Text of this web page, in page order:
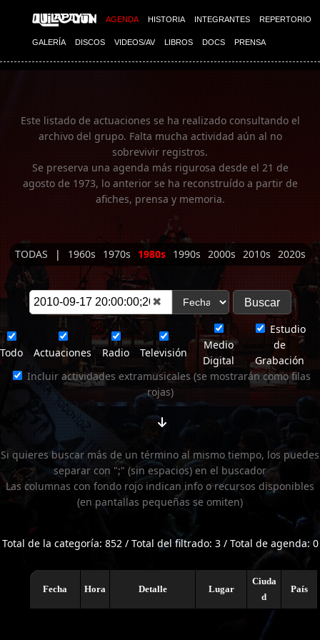
AGENDA HISTORIA INTEGRANTES REPERTORIO
GALERÍA DISCOS VIDEOS/AV LIBROS DOCS PRENSA
Imagen 01
Este listado de actuaciones se ha realizado consultando el
archivo del grupo. Falta mucha actividad aún al no
sobrevivir registros.
Se preserva una agenda más rigurosa desde el 21 de
agosto de 1973, lo anterior se ha reconstruído a partir de
afiches, prensa y memoria.
TODAS | 1960s 1970s 1980s 1990s 2000s 2010s 2020s
✖
Todo Actuaciones Radio Televisión
Medio
Digital
Estudio
de
Grabación
Incluir actividades extramusicales (se mostrarán como filas
rojas)
Si quieres buscar más de un término al mismo tiempo, los puedes
separar con ";" (sin espacios) en el buscador
Las columnas con fondo rojo indican info o recursos disponibles
(en pantallas pequeñas se omiten)
Total de la categoría: 852 / Total del filtrado: 3 / Total de agenda: 0
Fecha Hora Detalle Lugar
Ciuda
d
País